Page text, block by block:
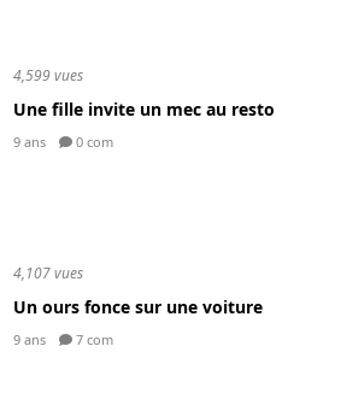
4,599 vues
Une fille invite un mec au resto
9 ans 0 com
4,107 vues
Un ours fonce sur une voiture
9 ans 7 com